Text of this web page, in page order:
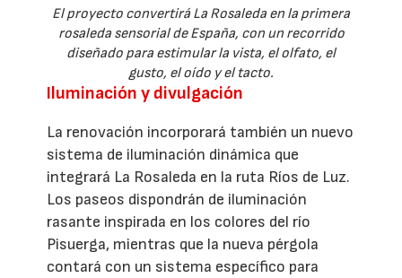
El proyecto convertirá La Rosaleda en la primera
rosaleda sensorial de España, con un recorrido
diseñado para estimular la vista, el olfato, el
gusto, el oído y el tacto.
Iluminación y divulgación
La renovación incorporará también un nuevo
sistema de iluminación dinámica que
integrará La Rosaleda en la ruta Ríos de Luz.
Los paseos dispondrán de iluminación
rasante inspirada en los colores del río
Pisuerga, mientras que la nueva pérgola
contará con un sistema específico para